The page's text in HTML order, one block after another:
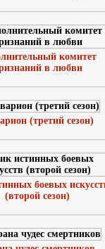
комитет
в любви
(третий сезон)
боевых
(второй сезон)